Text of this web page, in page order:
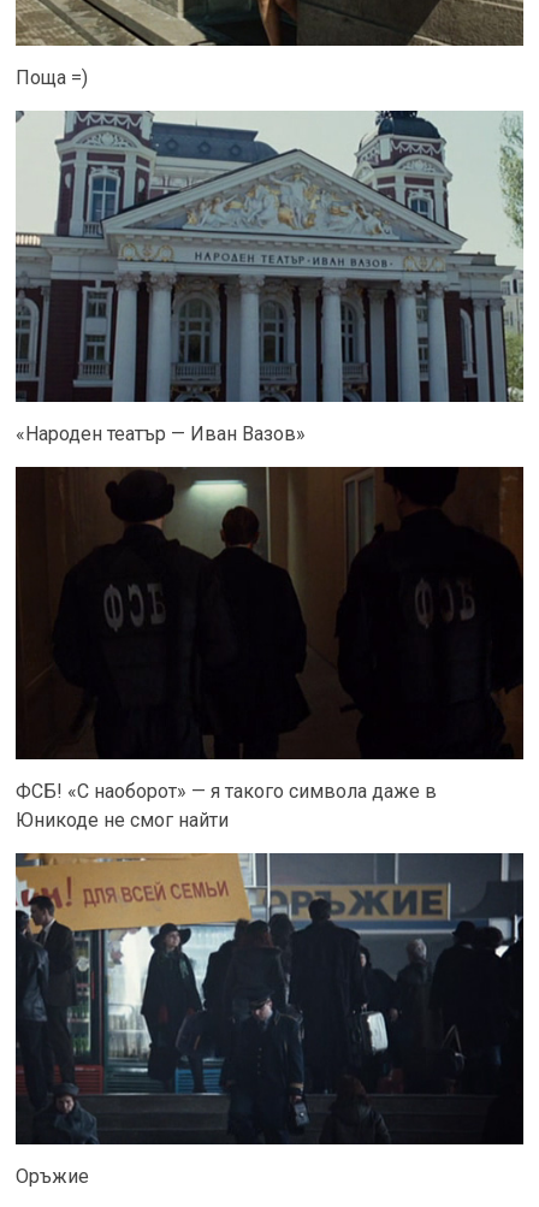
Поща =)
«Народен театър — Иван Вазов»
ФСБ! «С наоборот» — я такого символа даже в
Юникоде не смог найти
Оръжие